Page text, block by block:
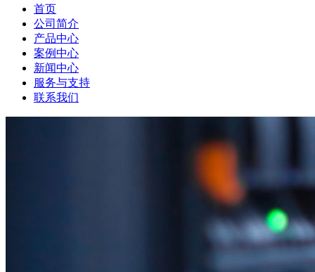
首页
公司简介
产品中心
案例中心
新闻中心
服务与支持
联系我们